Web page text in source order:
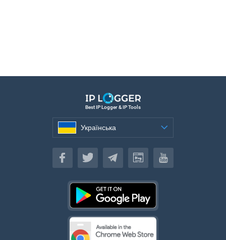
Best IP Logger & IP Tools
Українська
Українська